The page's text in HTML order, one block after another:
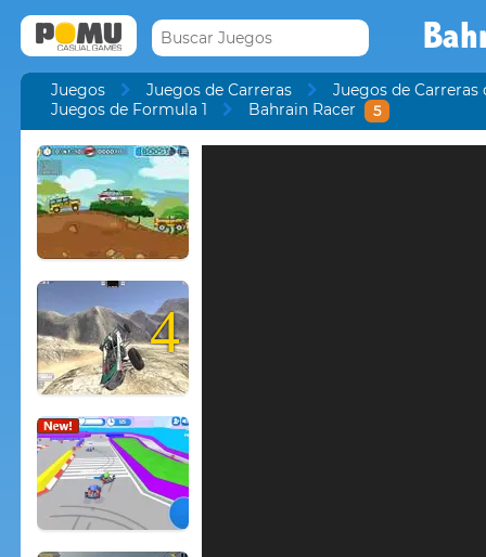
Juegos Juegos de Carreras
Juegos de Carreras
Juegos de Formula 1
Bahrain Racer 5
4